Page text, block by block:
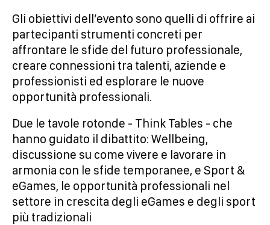
Gli obiettivi dell’evento sono quelli di offrire ai
partecipanti strumenti concreti per
affrontare le sfide del futuro professionale,
creare connessioni tra talenti, aziende e
professionisti ed esplorare le nuove
opportunità professionali.
Due le tavole rotonde - Think Tables - che
hanno guidato il dibattito: Wellbeing,
discussione su come vivere e lavorare in
armonia con le sfide temporanee, e Sport &
eGames, le opportunità professionali nel
settore in crescita degli eGames e degli sport
più tradizionali